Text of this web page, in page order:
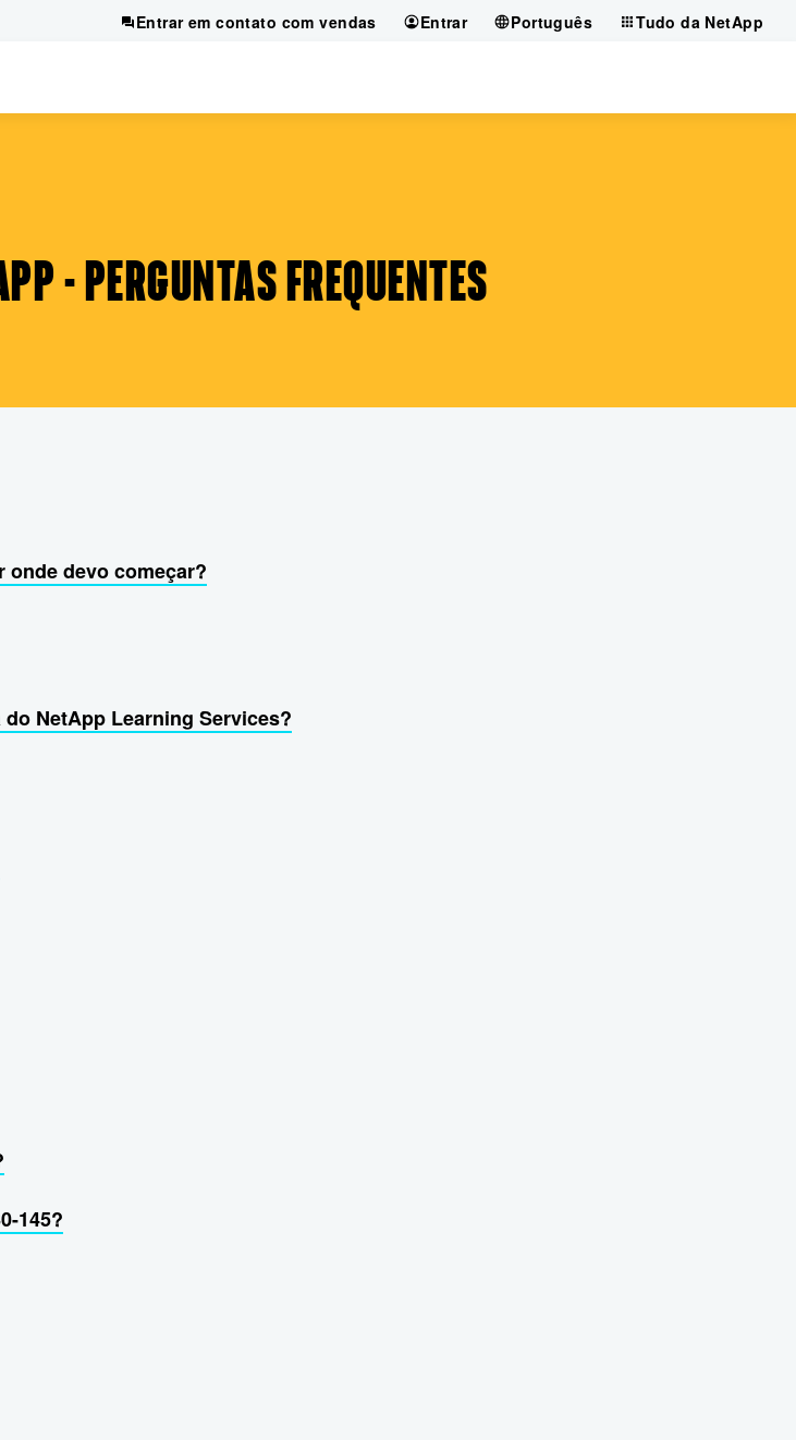
Entrar em contato com vendas Entrar Português Tudo da NetApp
- PERGUNTAS FREQUENTES
onde devo começar?
NetApp Learning Services?
145?